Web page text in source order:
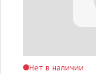
Нет в наличии